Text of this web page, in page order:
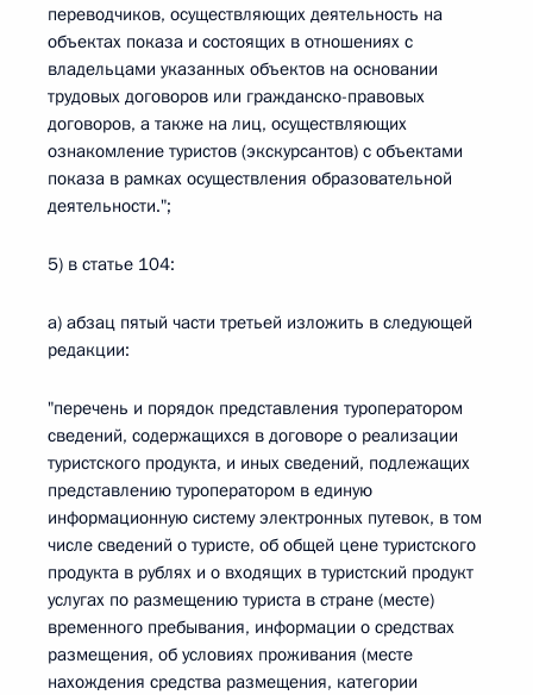
переводчиков, осуществляющих деятельность на
объектах показа и состоящих в отношениях с
владельцами указанных объектов на основании
трудовых договоров или гражданско-правовых
договоров, а также на лиц, осуществляющих
ознакомление туристов (экскурсантов) с объектами
показа в рамках осуществления образовательной
деятельности.";
5) в статье 104:
а) абзац пятый части третьей изложить в следующей
редакции:
"перечень и порядок представления туроператором
сведений, содержащихся в договоре о реализации
туристского продукта, и иных сведений, подлежащих
представлению туроператором в единую
информационную систему электронных путевок, в том
числе сведений о туристе, об общей цене туристского
продукта в рублях и о входящих в туристский продукт
услугах по размещению туриста в стране (месте)
временного пребывания, информации о средствах
размещения, об условиях проживания (месте
нахождения средства размещения, категории